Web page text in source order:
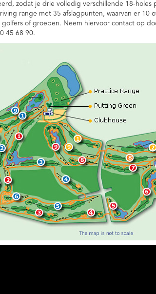
zodat je drie volledig verschillende 18-holes
range met 35 afslagpunten, waarvan er 10
golfers of groepen. Neem hiervoor contact op
45 68 90.